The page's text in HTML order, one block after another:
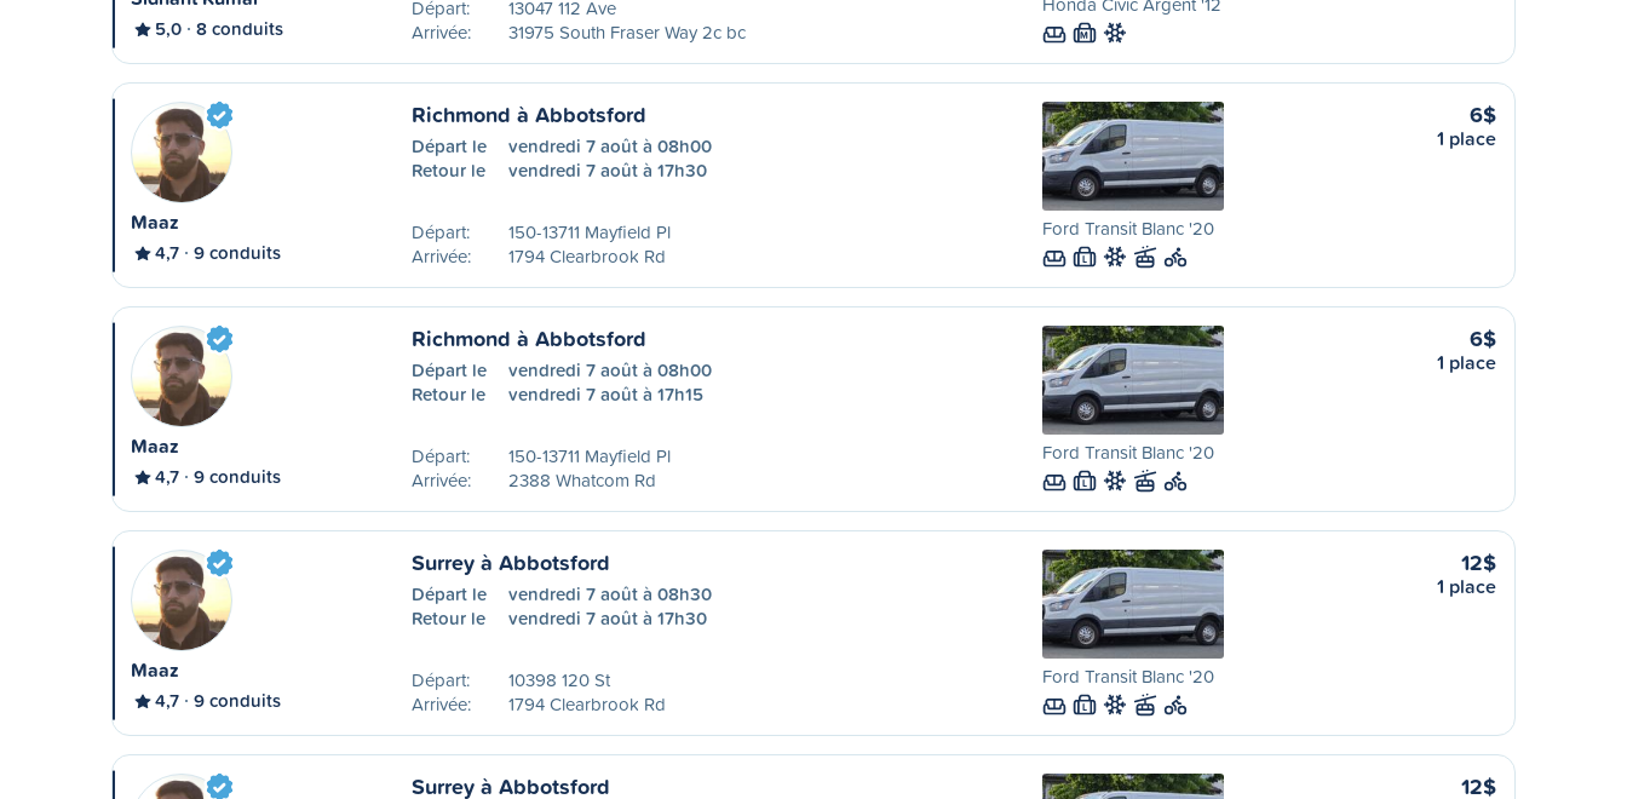
5,0 8 conduits
Départ:
13047 112 Ave
Arrivée:
31975 South Fraser Way 2c bc M
Maaz
4,7 9 conduits
Richmond à Abbotsford
Départ le
vendredi 7 août à 08h00
Retour le
vendredi 7 août à 17h30
Départ:
150-13711 Mayfield Pl
Arrivée:
1794 Clearbrook Rd
Ford Transit Blanc '20
L
6$
1 place
Maaz
4,7 9 conduits
Richmond à Abbotsford
Départ le
vendredi 7 août à 08h00
Retour le
vendredi 7 août à 17h15
Départ:
150-13711 Mayfield Pl
Arrivée:
2388 Whatcom Rd
Ford Transit Blanc '20
L
6$
1 place
Maaz
4,7 9 conduits
Surrey à Abbotsford
Départ le
vendredi 7 août à 08h30
Retour le
vendredi 7 août à 17h30
Départ:
10398 120 St
Arrivée:
1794 Clearbrook Rd
Ford Transit Blanc '20
L
12$
1 place
Surrey à Abbotsford 12$